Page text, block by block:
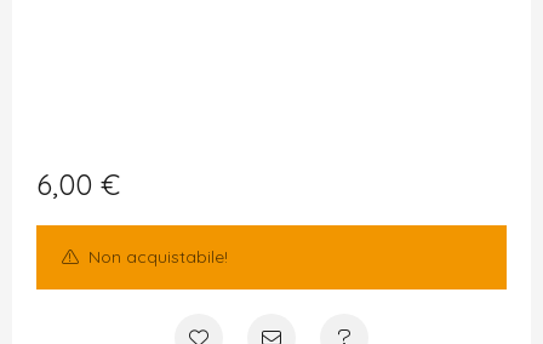
6,00 €
Non acquistabile!